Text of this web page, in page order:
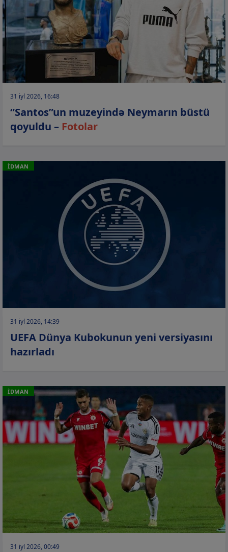
31 iyl 2026, 16:48
“Santos”un muzeyində Neymarın büstü
qoyuldu – Fotolar
İDMAN
31 iyl 2026, 14:39
UEFA Dünya Kubokunun yeni versiyasını
hazırladı
İDMAN
31 iyl 2026, 00:49